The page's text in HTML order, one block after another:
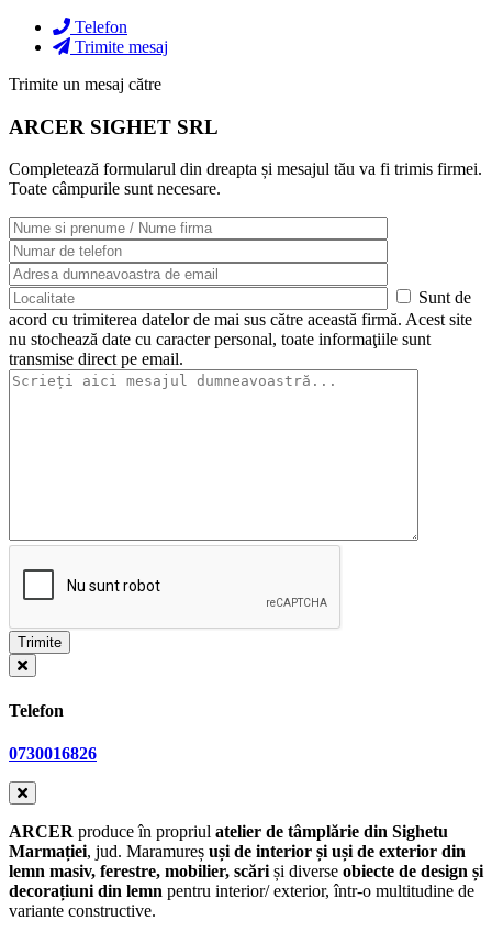
Telefon
Trimite mesaj
Trimite un mesaj către
ARCER SIGHET SRL
Completează formularul din dreapta și mesajul tău va fi trimis firmei.
Toate câmpurile sunt necesare.
Sunt de
acord cu trimiterea datelor de mai sus către această firmă. Acest site
nu stochează date cu caracter personal, toate informaţiile sunt
transmise direct pe email.
Telefon
0730016826
ARCER produce în propriul atelier de tâmplărie din Sighetu
Marmației, jud. Maramureș uși de interior și uși de exterior din
lemn masiv, ferestre, mobilier, scări și diverse obiecte de design și
decorațiuni din lemn pentru interior/ exterior, într-o multitudine de
variante constructive.